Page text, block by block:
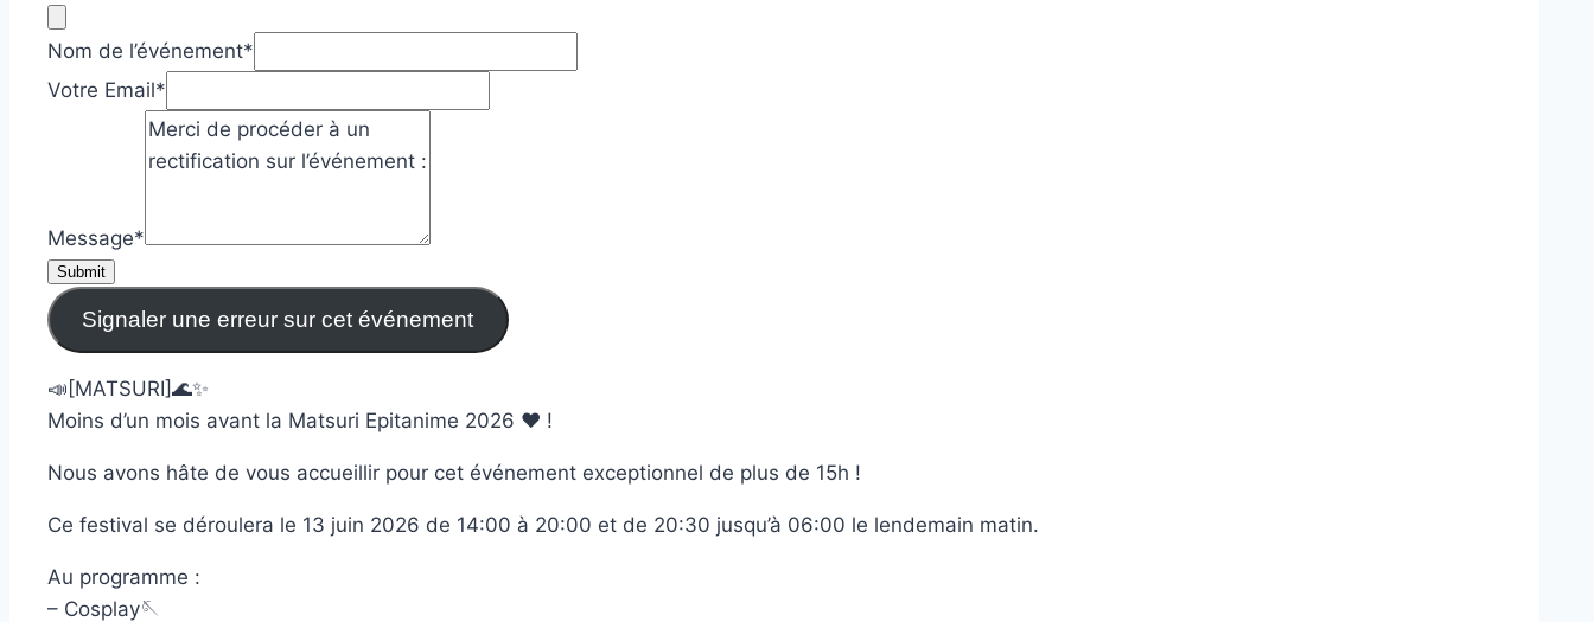
Nom de l’événement*
Votre Email*
Message*
Submit
Signaler une erreur sur cet événement
📣[MATSURI]🌊✨
Moins d’un mois avant la Matsuri Epitanime 2026 ❤️ !
Nous avons hâte de vous accueillir pour cet événement exceptionnel de plus de 15h !
Ce festival se déroulera le 13 juin 2026 de 14:00 à 20:00 et de 20:30 jusqu’à 06:00 le lendemain matin.
Au programme :
– Cosplay🪡